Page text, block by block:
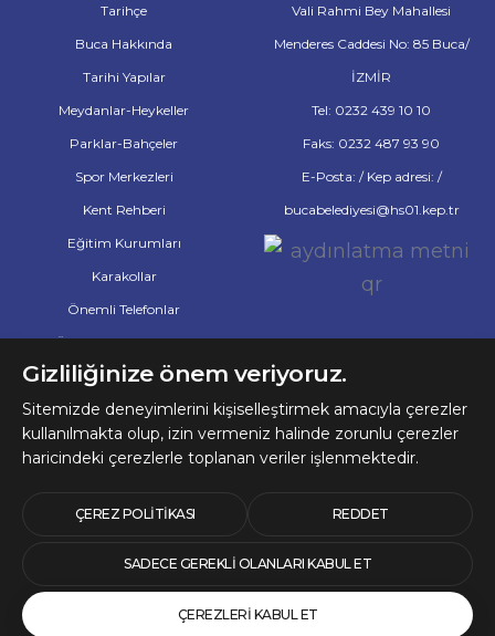
Tarihçe
Buca Hakkında
Tarihi Yapılar
Meydanlar-Heykeller
Parklar-Bahçeler
Spor Merkezleri
Kent Rehberi
Eğitim Kurumları
Karakollar
Önemli Telefonlar
Önemli Web Adresleri
Eczaneler
Hastaneler ve Tıp Merkezleri
Vali Rahmi Bey Mahallesi
Menderes Caddesi No: 85 Buca/
İZMİR
Tel: 0232 439 10 10
Faks: 0232 487 93 90
E-Posta: / Kep adresi: /
bucabelediyesi@hs01.kep.tr
Gizliliğinize önem veriyoruz.
Sitemizde deneyimlerini kişiselleştirmek amacıyla çerezler
kullanılmakta olup, izin vermeniz halinde zorunlu çerezler
haricindeki çerezlerle toplanan veriler işlenmektedir.
ÇEREZ POLITIKASI REDDET
SADECE GEREKLI OLANLARI KABUL ET
ÇEREZLERI KABUL ET